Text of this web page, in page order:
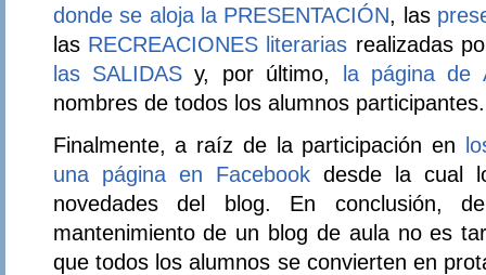
donde se aloja la PRESENTACIÓN, las
las RECREACIONES literarias realizadas
las SALIDAS y, por último, la página de
nombres de todos los alumnos
Finalmente, a raíz de la participación en
una página en Facebookdesde la cual
novedades del blog. En conclusión,
mantenimiento de un blog de aula no es
que todos los alumnos se convierten en